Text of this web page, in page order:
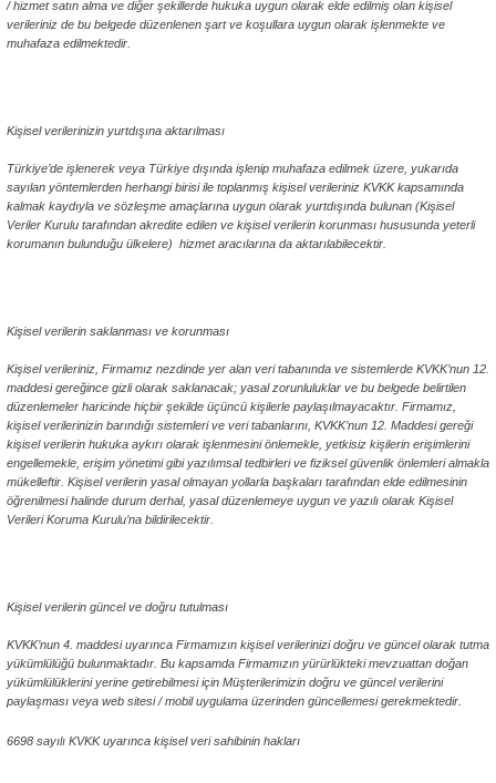
/ hizmet satın alma ve diğer şekillerde hukuka uygun olarak elde edilmiş olan kişisel
verileriniz de bu belgede düzenlenen şart ve koşullara uygun olarak işlenmekte ve
muhafaza edilmektedir.
Kişisel verilerinizin yurtdışına aktarılması
Türkiye’de işlenerek veya Türkiye dışında işlenip muhafaza edilmek üzere, yukarıda
sayılan yöntemlerden herhangi birisi ile toplanmış kişisel verileriniz KVKK kapsamında
kalmak kaydıyla ve sözleşme amaçlarına uygun olarak yurtdışında bulunan (Kişisel
Veriler Kurulu tarafından akredite edilen ve kişisel verilerin korunması hususunda yeterli
korumanın bulunduğu ülkelere) hizmet aracılarına da aktarılabilecektir.
Kişisel verilerin saklanması ve korunması
Kişisel verileriniz, Firmamız nezdinde yer alan veri tabanında ve sistemlerde KVKK’nun 12.
maddesi gereğince gizli olarak saklanacak; yasal zorunluluklar ve bu belgede belirtilen
düzenlemeler haricinde hiçbir şekilde üçüncü kişilerle paylaşılmayacaktır. Firmamız,
kişisel verilerinizin barındığı sistemleri ve veri tabanlarını, KVKK’nun 12. Maddesi gereği
kişisel verilerin hukuka aykırı olarak işlenmesini önlemekle, yetkisiz kişilerin erişimlerini
engellemekle, erişim yönetimi gibi yazılımsal tedbirleri ve fiziksel güvenlik önlemleri almakla
mükelleftir. Kişisel verilerin yasal olmayan yollarla başkaları tarafından elde edilmesinin
öğrenilmesi halinde durum derhal, yasal düzenlemeye uygun ve yazılı olarak Kişisel
Verileri Koruma Kurulu’na bildirilecektir.
Kişisel verilerin güncel ve doğru tutulması
KVKK’nun 4. maddesi uyarınca Firmamızın kişisel verilerinizi doğru ve güncel olarak tutma
yükümlülüğü bulunmaktadır. Bu kapsamda Firmamızın yürürlükteki mevzuattan doğan
yükümlülüklerini yerine getirebilmesi için Müşterilerimizin doğru ve güncel verilerini
paylaşması veya web sitesi / mobil uygulama üzerinden güncellemesi gerekmektedir.
6698 sayılı KVKK uyarınca kişisel veri sahibinin hakları